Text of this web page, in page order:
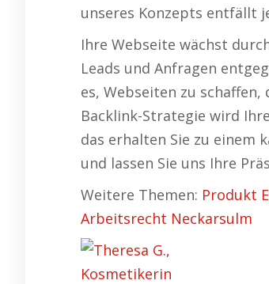
unseres Konzepts entfällt
Ihre Webseite wächst
Leads und Anfragen
es, Webseiten zu
Backlink-Strategie wird
das erhalten Sie zu einem
und lassen Sie uns Ihre
Weitere Themen: Produkt
Arbeitsrecht Neckarsulm